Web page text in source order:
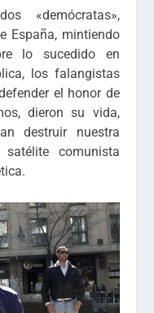
«demócratas»,
España, mintiendo
lo sucedido en
los falangistas
el honor de
dieron su vida,
destruir nuestra
comunista